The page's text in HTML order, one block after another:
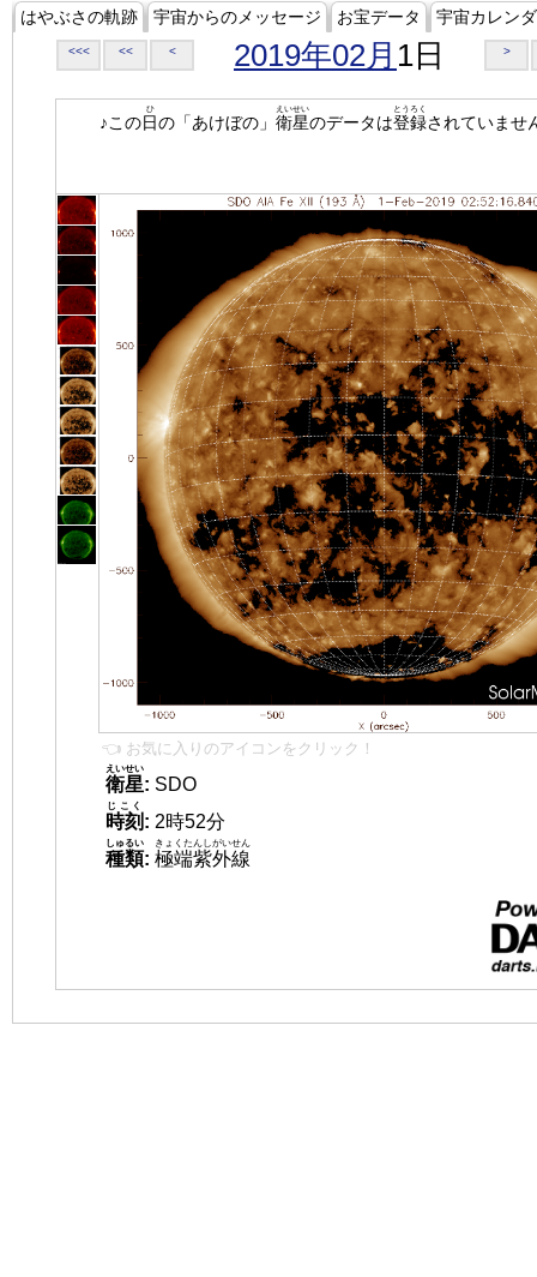
はやぶさの軌跡 宇宙からのメッセージ お宝データ 宇宙カレン
<<< << < 2019年02月 1日 >
♪この日
ひ
の「あけぼの」 衛星
えいせい
のデータは登録
とうろく
されていませ
👈 お気に入りのアイコンをクリック！
衛星
えいせい
: SDO
時刻
じこく
: 2時52分
種類
しゅるい
: 極端紫外線
きょくたんしがいせん